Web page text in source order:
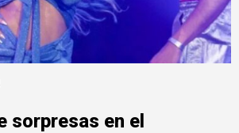
sorpresas en el